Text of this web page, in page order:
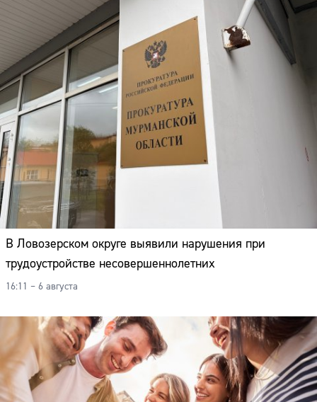
В Ловозерском округе выявили нарушения при
трудоустройстве несовершеннолетних
16:11 – 6 августа